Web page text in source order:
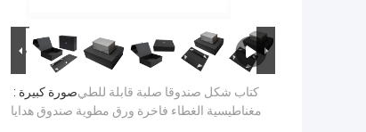
صورة كبيرة :كتاب شكل صندوقا صلبة قابلة للطي
مغناطيسية الغطاء فاخرة ورق مطوية صندوق هدايا